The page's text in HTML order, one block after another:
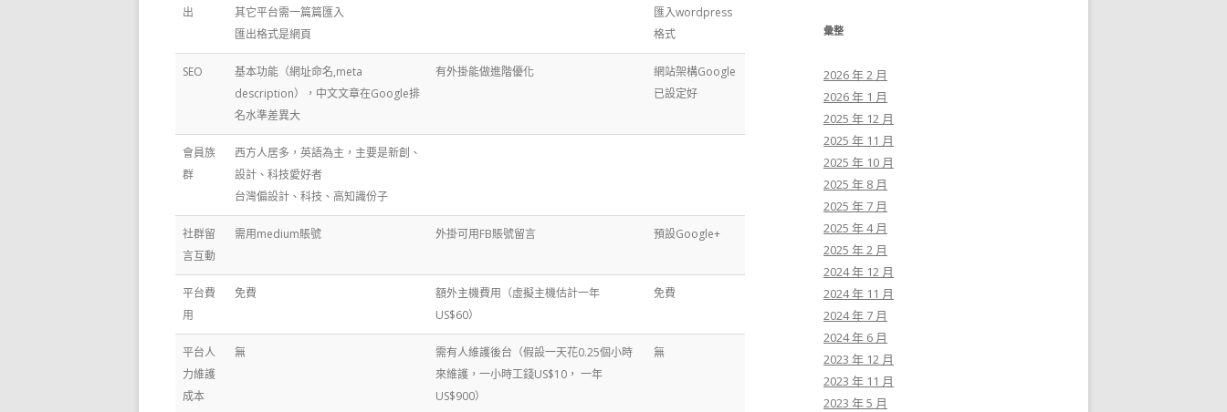
出
其它平台需一篇篇匯入
匯出格式是網頁
匯入wordpress
格式
SEO
基本功能（網址命名,meta
description），中文文章在Google排
名水準差異大
有外掛能做進階優化
網站架構Google
已設定好
會員族
群
西方人居多，英語為主，主要是新創、
設計、科技愛好者
台灣偏設計、科技、高知識份子
社群留
言互動
需用medium賬號 外掛可用FB賬號留言 預設Google+
平台費
用
免費
額外主機費用（虛擬主機估計一年
US$60）
免費
平台人
力維護
成本
無
需有人維護後台（假設一天花0.25個小時
來維護，一小時工錢US$10， 一年
US$900）
無
彙整
2026 年 2 月
2026 年 1 月
2025 年 12 月
2025 年 11 月
2025 年 10 月
2025 年 8 月
2025 年 7 月
2025 年 4 月
2025 年 2 月
2024 年 12 月
2024 年 11 月
2024 年 7 月
2024 年 6 月
2023 年 12 月
2023 年 11 月
2023 年 5 月